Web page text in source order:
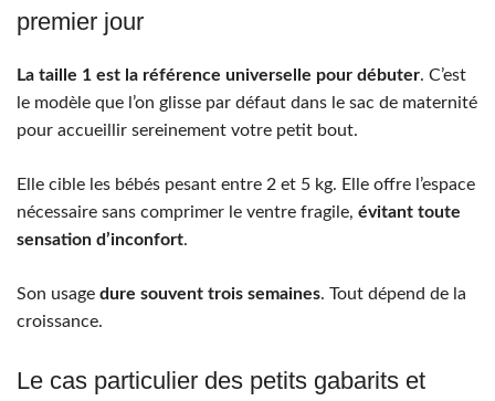
premier jour
La taille 1 est la référence universelle pour débuter. C’est
le modèle que l’on glisse par défaut dans le sac de maternité
pour accueillir sereinement votre petit bout.
Elle cible les bébés pesant entre 2 et 5 kg. Elle offre l’espace
nécessaire sans comprimer le ventre fragile, évitant toute
sensation d’inconfort.
Son usage dure souvent trois semaines. Tout dépend de la
croissance.
Le cas particulier des petits gabarits et